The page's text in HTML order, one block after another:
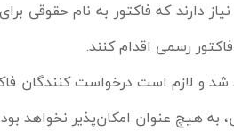
دارند که فاکتور به نام حقوقی
رسمی اقدام کنند.
شد و لازم است درخواست
هیچ عنوان امکان‌پذیر نخواهد